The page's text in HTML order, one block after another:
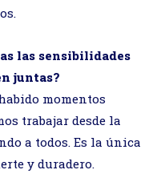
las sensibilidades
juntas?
momentos
trabajar desde la
a todos. Es la única
y duradero.